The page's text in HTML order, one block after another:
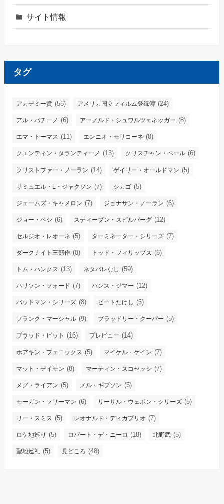
サイト情報
タグ
アカデミー賞 (56) アメリカ国立フィルム登録簿 (24)
アル・パチーノ (6) アーノルド・シュワルツェネッガー (8)
エマ・トーマス (11) エンニオ・モリコーネ (8)
クエンティン・タランティーノ (13) クリスチャン・ベール (6)
クリストファー・ノーラン (14) ゲイリー・オールドマン (5)
サミュエル・L・ジャクソン (7) シカゴ (5)
ジェームズ・キャメロン (7) ジョナサン・ノーラン (6)
ジョー・ペシ (6) スティーブン・スピルバーグ (12)
セルジオ・レオーネ (5) ターミネーター・シリーズ (7)
ダークナイト三部作 (8) トッド・フィリップス (6)
トム・ハンクス (13) ネタバレなし (59)
ハリソン・フォード (7) ハンス・ジマー (12)
バットマン・シリーズ (8) ビートたけし (5)
フランク・マーシャル (9) ブラッドリー・クーパー (5)
ブラッド・ピット (16) プレビュー (14)
ホアキン・フェニックス (5) マイケル・ケイン (7)
マット・デイモン (8) マーティン・スコセッシ (7)
メグ・ライアン (5) メル・ギブソン (5)
モーガン・フリーマン (6) リーサル・ウェポン・シリーズ (5)
リー・スミス (5) レオナルド・ディカプリオ (7)
ロケ地巡り (5) ロバート・デ・ニーロ (18) 北野武 (5)
聖地巡礼 (5) 見どころ (48)